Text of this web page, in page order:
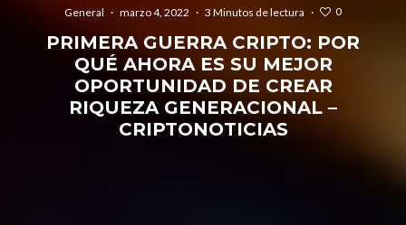
General · marzo 4, 2022 · 3 Minutos de lectura · 0
PRIMERA GUERRA CRIPTO: POR
QUÉ AHORA ES SU MEJOR
OPORTUNIDAD DE CREAR
RIQUEZA GENERACIONAL –
CRIPTONOTICIAS